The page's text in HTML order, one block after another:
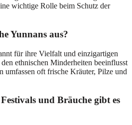
wichtige Rolle beim Schutz der
Yunnans aus?
für ihre Vielfalt und einzigartigen
ethnischen Minderheiten beeinflusst
umfassen oft frische Kräuter, Pilze und
und Bräuche gibt es